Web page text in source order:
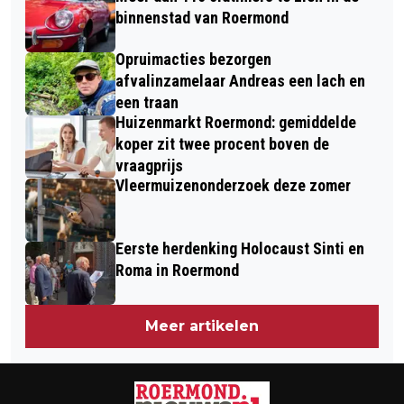
IN LIMBURGbinnenstad van Roermond
Opruimacties bezorgen
afvalinzamelaar Andreas een lach en
een traan
Huizenmarkt Roermond: gemiddelde
koper zit twee procent boven de
vraagprijs
Vleermuizenonderzoek deze zomer
Eerste herdenking Holocaust Sinti en
Roma in Roermond
Meer artikelen